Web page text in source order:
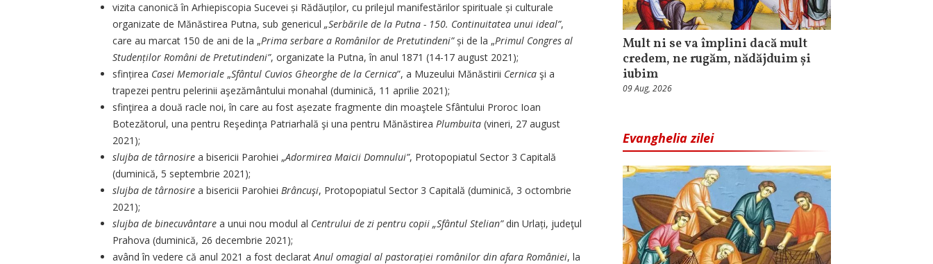
vizita canonică în Arhiepiscopia Sucevei și Rădăuților, cu prilejul manifestărilor spirituale și culturale
organizate de Mănăstirea Putna, sub genericul „Serbările de la Putna - 150. Continuitatea unui ideal”,
care au marcat 150 de ani de la „Prima serbare a Românilor de Pretutindeni”și de la „Primul Congres al
Studenților Români de Pretutindeni”, organizate la Putna, în anul 1871 (14-17 august 2021);
sfințirea Casei Memoriale „Sfântul Cuvios Gheorghe de la Cernica”, a Muzeului Mănăstirii Cernica şi a
trapezei pentru pelerinii aşezământului monahal (duminică, 11 aprilie 2021);
sfinţirea a două racle noi, în care au fost așezate fragmente din moaştele Sfântului Proroc Ioan
Botezătorul, una pentru Reşedinţa Patriarhală şi una pentru Mănăstirea Plumbuita (vineri, 27 august
2021);
slujba de târnosire a bisericii Parohiei „Adormirea Maicii Domnului”, Protopopiatul Sector 3 Capitală
(duminică, 5 septembrie 2021);
slujba de târnosire a bisericii Parohiei Brâncuşi, Protopopiatul Sector 3 Capitală (duminică, 3 octombrie
2021);
slujba de binecuvântare a unui nou modul al Centrului de zi pentru copii „Sfântul Stelian”din Urlați, judeţul
Prahova (duminică, 26 decembrie 2021);
având în vedere că anul 2021 a fost declaratAnul omagial al pastorației românilor din afara României, la
Mult ni se va împlini dacă mult
credem, ne rugăm, nădăjduim și
iubim
09 Aug, 2026
Evanghelia zilei